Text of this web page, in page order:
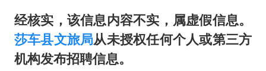
经核实，该信息内容不实，属虚假信息。
莎车县文旅局从未授权任何个人或第三方
机构发布招聘信息。